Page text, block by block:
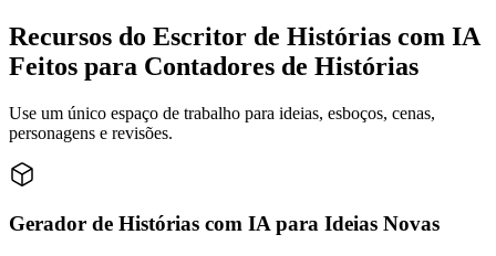
Recursos do Escritor de Histórias com IA
Feitos para Contadores de Histórias
Use um único espaço de trabalho para ideias, esboços, cenas,
personagens e revisões.
Gerador de Histórias com IA para Ideias Novas